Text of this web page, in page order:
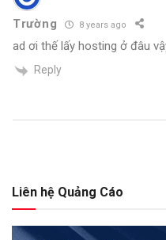
Trường 8 years ago
ad ơi thế lấy hosting ở đâu
Reply
Liên hệ Quảng Cáo